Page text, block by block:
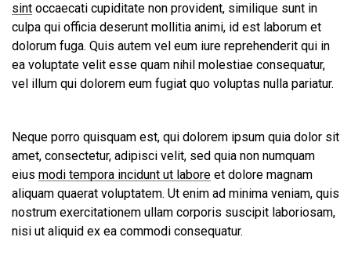
sint occaecati cupiditate non provident, similique sunt in
culpa qui officia deserunt mollitia animi, id est laborum et
dolorum fuga. Quis autem vel eum iure reprehenderit qui in
ea voluptate velit esse quam nihil molestiae consequatur,
vel illum qui dolorem eum fugiat quo voluptas nulla pariatur.
Neque porro quisquam est, qui dolorem ipsum quia dolor sit
amet, consectetur, adipisci velit, sed quia non numquam
eius modi tempora incidunt ut labore et dolore magnam
aliquam quaerat voluptatem. Ut enim ad minima veniam, quis
nostrum exercitationem ullam corporis suscipit laboriosam,
nisi ut aliquid ex ea commodi consequatur.